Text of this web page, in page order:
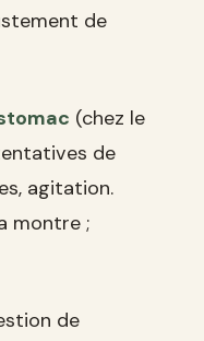
de
(chez le
de
agitation.
montre ;
de